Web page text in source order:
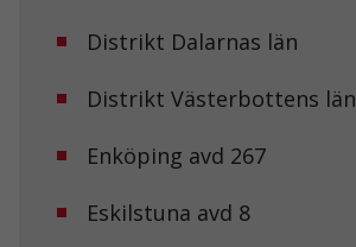
Distrikt Dalarnas län
Distrikt Västerbottens län
Enköping avd 267
Eskilstuna avd 8